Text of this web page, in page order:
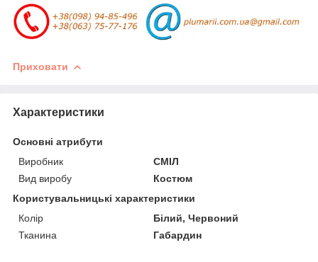
Приховати
Характеристики
Основні атрибути
Виробник
СМІЛ
Вид виробу
Костюм
Користувальницькі характеристики
Колір
Білий, Червоний
Тканина
Габардин